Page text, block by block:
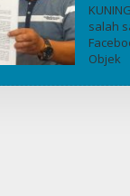
salah
Objek